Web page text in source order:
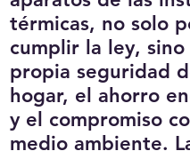
térmicas, no solo
cumplir la ley,
propia seguridad
hogar, el ahorro
y el compromiso
medio ambiente.